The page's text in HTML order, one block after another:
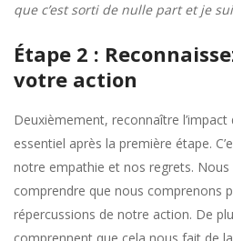
que c’est sorti de nulle part et je
Étape 2 :
votre action
Deuxièmement, reconnaître
essentiel après la première étape.
notre empathie et nos regrets.
comprendre que nous comprenons
répercussions de notre action. De